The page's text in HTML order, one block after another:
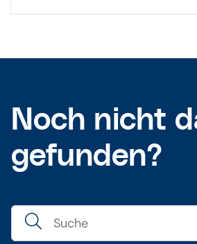
Noch nicht
gefunden?